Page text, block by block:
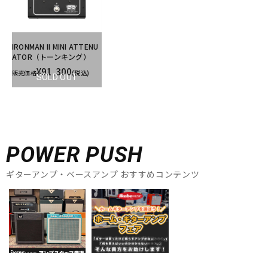
SOLD OUT
IRONMAN II MINI ATTENU
ATOR（トーンキング）
販売価格¥91,300(税込)
POWER PUSH
ギターアンプ・ベースアンプ おすすめコンテンツ